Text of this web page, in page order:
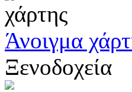
Άνοιγμα
Ξενοδοχεία